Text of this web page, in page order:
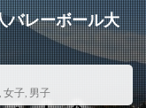
バレーボール大
, 女子, 男子